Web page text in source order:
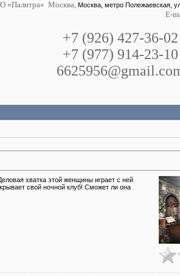
«Палитра» Москва, Москва, метро Полежаевская,
E-
+7 (926) 427-36-02
+7 (977) 914-23-10
хватка этой женщины играет с ней
свой ночной клуб! Сможет ли она